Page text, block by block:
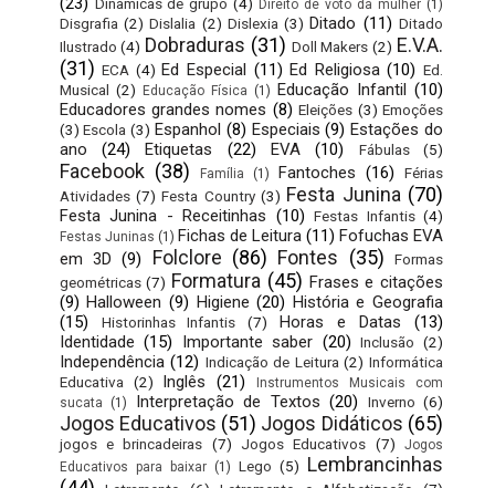
Direito de voto da mulher (1)
Disgrafia (2) Dislalia (2) Dislexia (3) Ditado (11) Ditado
Ilustrado (4) Dobraduras (31) Doll Makers (2) E.V.A.
(31) ECA (4) Ed Especial (11) Ed Religiosa (10) Ed.
Musical (2) Educação Física (1) Educação Infantil (10)
Educadores grandes nomes (8) Eleições (3) Emoções
(3) Escola (3) Espanhol (8) Especiais (9) Estações do
ano
(24) Etiquetas (22) EVA (10) Fábulas (5)
Facebook (38) Família (1) Fantoches (16)
Férias
Atividades (7) Festa Country (3) Festa Junina (70)
Festa Junina - Receitinhas (10) Festas Infantis (4)
Festas Juninas (1) Fichas de Leitura (11) Fofuchas EVA
em 3D (9) Folclore (86) Fontes (35)
Formas
geométricas (7) Formatura (45) Frases e citações
(9) Halloween (9) Higiene (20) História e Geografia
(15)
Historinhas Infantis (7) Horas e Datas
(13)
Identidade (15) Importante saber (20) Inclusão (2)
Independência (12) Indicação de Leitura (2) Informática
Educativa
(2) Inglês (21)
Instrumentos Musicais com
sucata
(1) Interpretação de Textos (20) Inverno (6)
Jogos Educativos (51) Jogos Didáticos (65)
jogos e brincadeiras (7) Jogos Educativos (7)
Jogos
Educativos para baixar (1) Lego (5) Lembrancinhas